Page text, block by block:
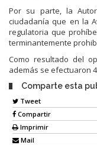
Por su parte, la
ciudadanía que en la
regulatoria que
terminantemente
Como resultado del
además se efectuaron
Comparte esta
Tweet
Compartir
Imprimir
Mail